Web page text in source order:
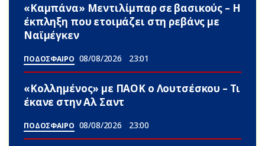
«Καμπάνα» Μεντιλίμπαρ σε βασικούς – Η
έκπληξη που ετοιμάζει στη ρεβάνς με
Ναϊμέγκεν
ΠΟΔΟΣΦΑΙΡΟ 08/08/2026 23:01
«Κολλημένος» με ΠΑΟΚ ο Λουτσέσκου – Τι
έκανε στην Αλ Σαντ
ΠΟΔΟΣΦΑΙΡΟ 08/08/2026 23:00